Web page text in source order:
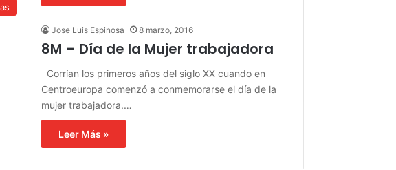
Jose Luis Espinosa 8 marzo, 2016
8M – Día de la Mujer trabajadora
Corrían los primeros años del siglo XX cuando en
Centroeuropa comenzó a conmemorarse el día de la
mujer trabajadora.…
Leer Más »